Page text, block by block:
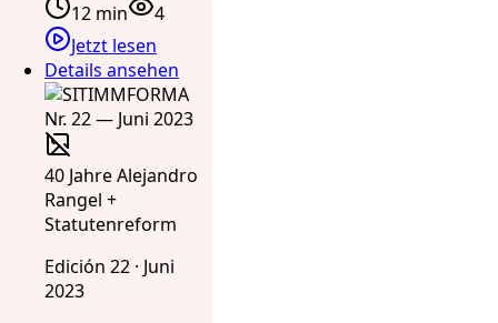
12 min
4
Jetzt lesen
Details ansehen
40 Jahre Alejandro
Rangel +
Statutenreform
Edición 22 · Juni
2023